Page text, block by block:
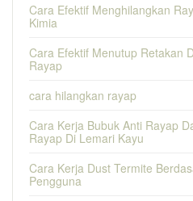
Cara Efektif Menghilangkan
Kimia
Cara Efektif Menutup Retakan
Rayap
cara hilangkan rayap
Cara Kerja Bubuk Anti Rayap
Rayap Di Lemari Kayu
Cara Kerja Dust Termite
Pengguna